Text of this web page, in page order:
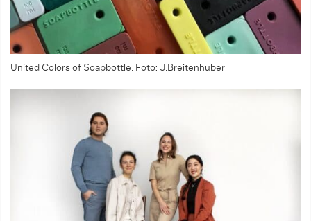
United Colors of Soapbottle. Foto: J.Breitenhuber